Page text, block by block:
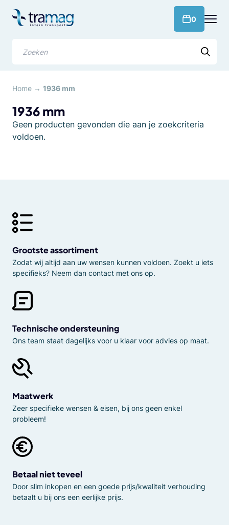
naar
0
Home → 1936 mm
1936 mm
Geen producten gevonden die aan je zoekcriteria
voldoen.
Grootste assortiment
Zodat wij altijd aan uw wensen kunnen voldoen. Zoekt u iets
specifieks? Neem dan contact met ons op.
Technische ondersteuning
Ons team staat dagelijks voor u klaar voor advies op maat.
Maatwerk
Zeer specifieke wensen & eisen, bij ons geen enkel
probleem!
Betaal niet teveel
Door slim inkopen en een goede prijs/kwaliteit verhouding
betaalt u bij ons een eerlijke prijs.